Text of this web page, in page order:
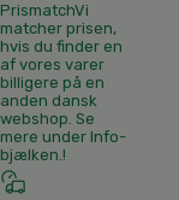
PrismatchVi
matcher prisen,
hvis du finder en
af vores varer
billigere på en
anden dansk
webshop. Se
mere under Info-
bjælken.!